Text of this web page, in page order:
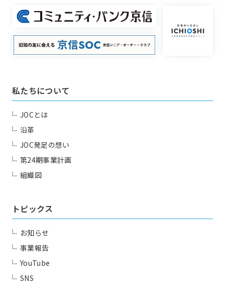
私たちについて
JOCとは
沿革
JOC発足の想い
第24期事業計画
組織図
トピックス
お知らせ
事業報告
YouTube
SNS